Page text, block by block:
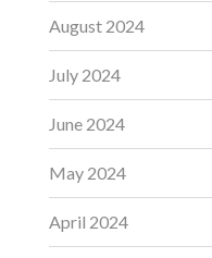
August 2024
July 2024
June 2024
May 2024
April 2024